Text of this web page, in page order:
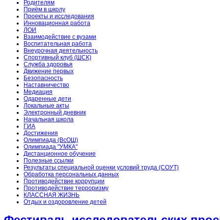
Родителям
Приём в школу
Проекты и исследования
Инновационная работа
ЛОИ
Взаимодействие с вузами
Воспитательная работа
Внеурочная деятельность
Спортивный клуб (ШСК)
Служба здоровья
Движение первых
Безопасность
Наставничество
Медиация
Одаренные дети
Локальные акты
Электронный дневник
Начальная школа
ГИА
Достижения
Олимпиада (ВсОШ)
Олимпиада "УМКА"
Дистанционное обучение
Полезные ссылки
Результаты специальной оценки условий труда (СОУТ)
Обработка персональных данных
Противодействие коррупции
Противодействие терроризму
КЛАССНАЯ ЖИЗНЬ
Отдых и оздоровление детей